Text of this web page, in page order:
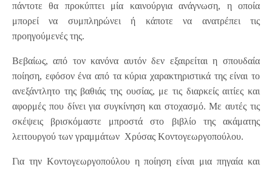
πάντοτε θα προκύπτει μία καινούργια ανάγνωση, η οποία
μπορεί να συμπληρώνει ή κάποτε να ανατρέπει τις
προηγούμενές της.
Βεβαίως, από τον κανόνα αυτόν δεν εξαιρείται η σπουδαία
ποίηση, εφόσον ένα από τα κύρια χαρακτηριστικά της είναι το
ανεξάντλητο της βαθιάς της ουσίας, με τις διαρκείς αιτίες και
αφορμές που δίνει για συγκίνηση και στοχασμό. Με αυτές τις
σκέψεις βρισκόμαστε μπροστά στο βιβλίο της ακάματης
λειτουργού των γραμμάτων Χρύσας Κοντογεωργοπούλου.
Για την Κοντογεωργοπούλου η ποίηση είναι μια πηγαία και